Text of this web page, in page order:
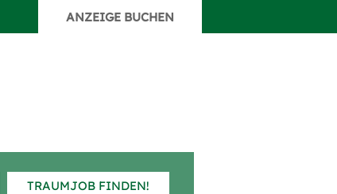
ANZEIGE BUCHEN
TRAUMJOB FINDEN!